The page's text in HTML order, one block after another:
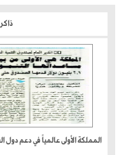
المملكة الأولى عالمياً في دعم دول